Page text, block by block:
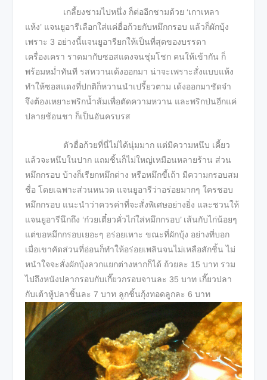
เกลี้ยงชามไปหนึ่ง ก็ต่ออีกชามด้วย ‘เกาเหลา
แห้ง’ แจนยูอารีเลือกใส่แค่ฮื่อก้วยกับหมึกกรอบ แล้วก็ผักบุ้ง
เพราะ 3 อย่างนี้แจนยูอารียกให้เป็นที่สุดของบรรดา
เครื่องเครา ราดมากับซอสแดงจนชุ่มโชก คนให้เข้ากัน ก็
พร้อมหม่ำทันที รสหวานเด้งออกมา น่าจะเพราะสั่งแบบแห้ง
ทำให้ซอสแดงที่ปกติก็หวานนำเปรี้ยวตาม เด้งออกมาชัดจ๋า
จึงต้องเหยาะพริกน้ำส้มเพื่อตัดความหวาน และพริกป่นอีกแค่
ปลายช้อนชา ก็เป็นอันครบรส
ตัวฮื่อก้วยที่นี่ไม่ได้นุ่มมาก แต่มีความหนึบ เคี้ยว
แล้วจะหนึบในปาก แถมชิ้นก็ไม่ใหญ่เหมือนหลายร้าน ส่วน
หมึกกรอบ บ้างก็เรียกหมึกด่าง หรือหมึกขี้เถ้า มีความกรอบสม
ชื่อ โดยเฉพาะส่วนหนวด แจนยูอารีว่าอร่อยมากๆ ใครชอบ
หมึกกรอบ แนะนำว่าควรค่าที่จะสั่งพิเศษอย่างยิ่ง และชวนให้
แจนยูอารีนึกถึง ‘ก๋วยเตี๋ยวคั่วไก่ใส่หมึกกรอบ’ เส้นกับไก่น้อยๆ
แต่ขอหมึกกรอบเยอะๆ อร่อยเหาะ ขณะที่ผักบุ้ง อย่างที่บอก
เมื่อเขาคัดส่วนที่อ่อนก็ทำให้อร่อยเพลินจนไม่เหลือสักชิ้น ไม่
หนำใจจะสั่งผักบุ้งลวกแยกต่างหากก็ได้ ถ้วยละ 15 บาท รวม
ไปถึงหนังปลากรอบกับเกี๊ยวกรอบจานละ 35 บาท เกี๊ยวปลา
กับเต้าหู้ปลาชิ้นละ 7 บาท ลูกชิ้นกุ้งทอดลูกละ 6 บาท